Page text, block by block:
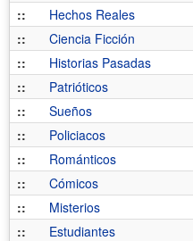
::
Hechos Reales
::
Ciencia Ficción
::
Historias Pasadas
::
Patrióticos
::
Sueños
::
Policiacos
::
Románticos
::
Cómicos
::
Misterios
::
Estudiantes